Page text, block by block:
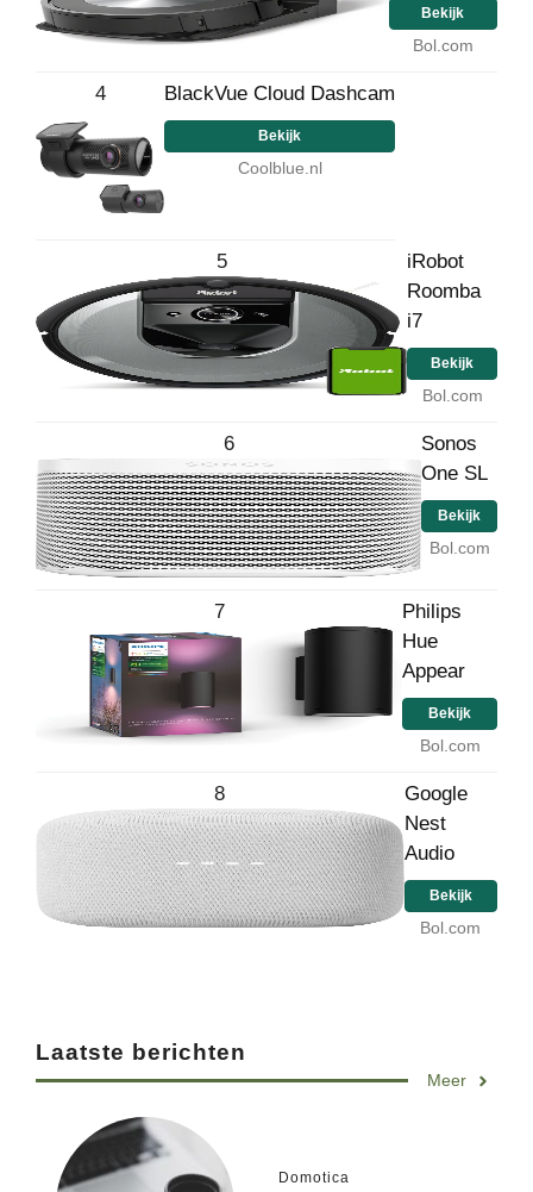
Bekijk
Bol.com
4 BlackVue Cloud Dashcam
Bekijk
Coolblue.nl
5
iRobot
Roomba
i7
Bekijk
Bol.com
6
Sonos
One SL
Bekijk
Bol.com
7
Philips
Hue
Appear
Bekijk
Bol.com
8
Google
Nest
Audio
Bekijk
Bol.com
Laatste berichten
Meer
Domotica